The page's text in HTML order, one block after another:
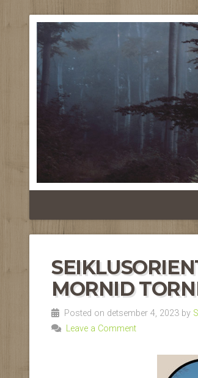
MORNID
Posted on detsember 4, 2023 by
Leave a Comment